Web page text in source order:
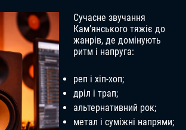
Сучасне звучання
Кам’янського тяжіє до
жанрів, де домінують
ритм і напруга:
реп і хіп-хоп;
дріл і трап;
альтернативний рок;
метал і суміжні напрями;